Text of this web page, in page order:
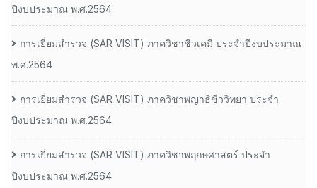
ปีงบประมาณ พ.ศ.2564
การเยี่ยมสํารวจ (SAR VISIT) ภาควิชาชีวเคมี ประจําปีงบประมาณ
พ.ศ.2564
การเยี่ยมสํารวจ (SAR VISIT) ภาควิชาพญาธิชีววิทยา ประจํา
ปีงบประมาณ พ.ศ.2564
การเยี่ยมสํารวจ (SAR VISIT) ภาควิชาพฤกษศาสตร์ ประจํา
ปีงบประมาณ พ.ศ.2564